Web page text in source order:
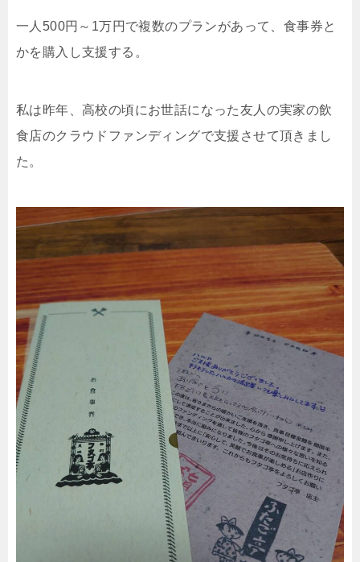
一人500円～1万円で複数のプランがあって、食事券と
かを購入し支援する。
私は昨年、高校の頃にお世話になった友人の実家の飲
食店のクラウドファンディングで支援させて頂きまし
た。